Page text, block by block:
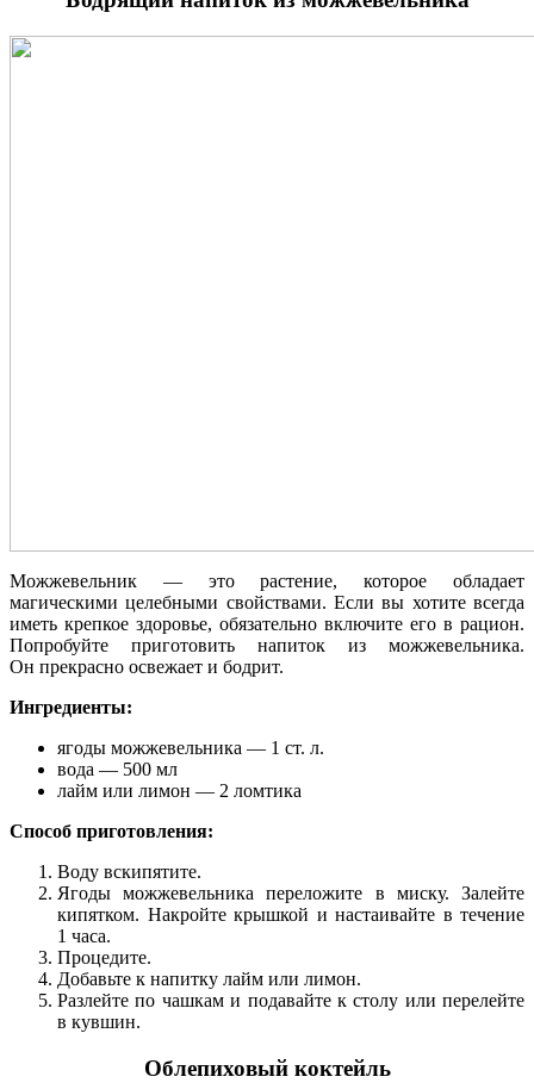
Можжевельник — это растение, которое обладает
магическими целебными свойствами. Если вы хотите всегда
иметь крепкое здоровье, обязательно включите его в рацион.
Попробуйте приготовить напиток из можжевельника.
Он прекрасно освежает и бодрит.
Ингредиенты:
ягоды можжевельника — 1 ст. л.
вода — 500 мл
лайм или лимон — 2 ломтика
Способ приготовления:
Воду вскипятите.
Ягоды можжевельника переложите в миску. Залейте
кипятком. Накройте крышкой и настаивайте в течение
1 часа.
Процедите.
Добавьте к напитку лайм или лимон.
Разлейте по чашкам и подавайте к столу или перелейте
в кувшин.
Облепиховый коктейль